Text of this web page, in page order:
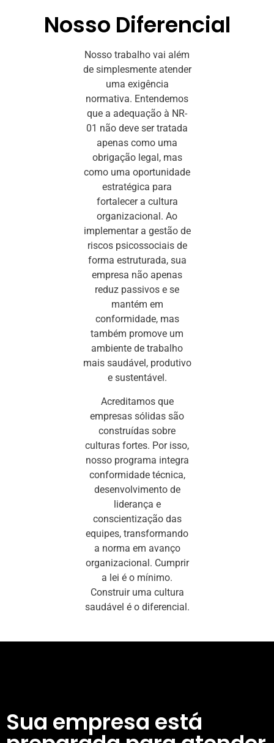
Nosso Diferencial
Nosso trabalho vai além
de simplesmente atender
uma exigência
normativa. Entendemos
que a adequação à NR-
01 não deve ser tratada
apenas como uma
obrigação legal, mas
como uma oportunidade
estratégica para
fortalecer a cultura
organizacional. Ao
implementar a gestão de
riscos psicossociais de
forma estruturada, sua
empresa não apenas
reduz passivos e se
mantém em
conformidade, mas
também promove um
ambiente de trabalho
mais saudável, produtivo
e sustentável.
Acreditamos que
empresas sólidas são
construídas sobre
culturas fortes. Por isso,
nosso programa integra
conformidade técnica,
desenvolvimento de
liderança e
conscientização das
equipes, transformando
a norma em avanço
organizacional. Cumprir
a lei é o mínimo.
Construir uma cultura
saudável é o diferencial.
Sua empresa está